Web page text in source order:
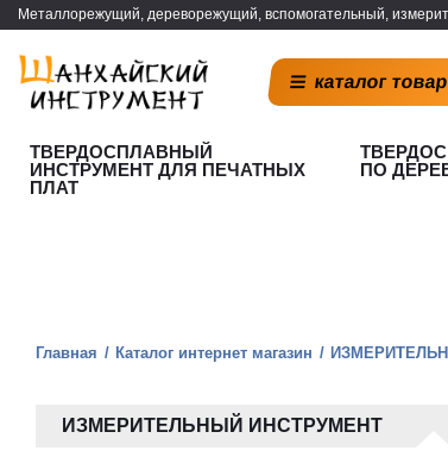
Металлорежущий, дереворежущий, вспомогательный,
каталог
ТВЕРДОСПЛАВНЫЙ
ИНСТРУМЕНТ ДЛЯ ПЕЧАТНЫХ
ПЛАТ
ПО
Главная Каталог интернет магазин
ИЗМЕРИТЕЛЬНЫЙ ИНСТРУМЕНТ